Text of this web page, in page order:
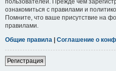
ознакомиться с правилами и
Помните, что ваше присутствие на
правилами.
Общие правила | Соглашение о
Регистрация